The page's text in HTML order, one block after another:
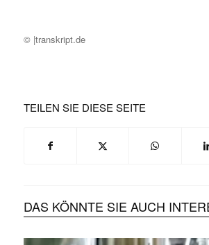
© |transkript.de
TEILEN SIE DIESE SEITE
DAS KÖNNTE SIE AUCH